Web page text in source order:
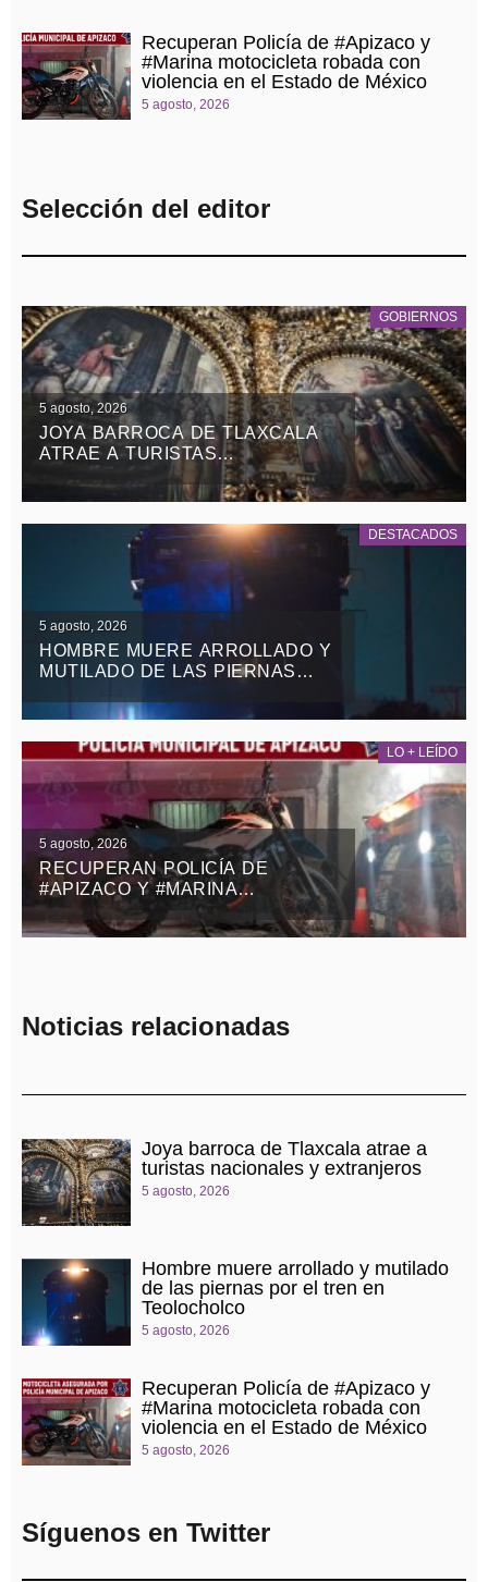
Recuperan Policía de #Apizaco y
#Marina motocicleta robada con
violencia en el Estado de México
5 agosto, 2026
Selección del editor
GOBIERNOS
5 agosto, 2026
JOYA BARROCA DE TLAXCALA
ATRAE A TURISTAS
NACIONALES Y EXTRANJEROS
DESTACADOS
5 agosto, 2026
HOMBRE MUERE ARROLLADO Y
MUTILADO DE LAS PIERNAS
TEOLOCHOLCO
LO + LEÍDO
5 agosto, 2026
RECUPERAN POLICÍA DE
#APIZACO Y #MARINA
MOTOCICLETA ROBADA CON
VIOLENCIA EN EL ESTADO DE
Noticias relacionadas
Joya barroca de Tlaxcala atrae a
turistas nacionales y extranjeros
5 agosto, 2026
Hombre muere arrollado y mutilado
de las piernas por el tren en
Teolocholco
5 agosto, 2026
Recuperan Policía de #Apizaco y
#Marina motocicleta robada con
violencia en el Estado de México
5 agosto, 2026
Síguenos en Twitter